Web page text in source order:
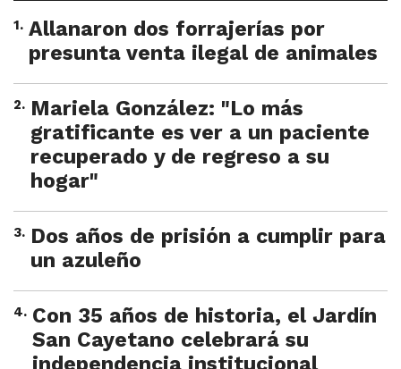
1. Allanaron dos forrajerías por
presunta venta ilegal de animales
2. Mariela González: "Lo más
gratificante es ver a un paciente
recuperado y de regreso a su
hogar"
3. Dos años de prisión a cumplir para
un azuleño
4. Con 35 años de historia, el Jardín
San Cayetano celebrará su